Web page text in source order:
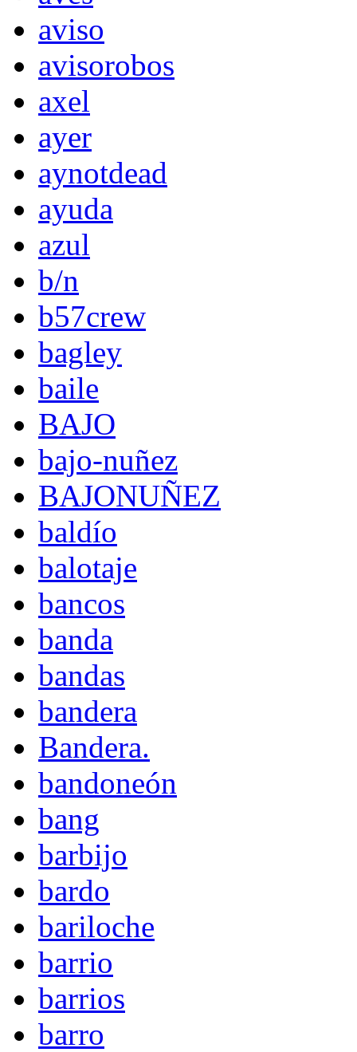
aviso
avisorobos
axel
ayer
aynotdead
ayuda
azul
b/n
b57crew
bagley
baile
BAJO
bajo-nuñez
BAJONUÑEZ
baldío
balotaje
bancos
banda
bandas
bandera
Bandera.
bandoneón
bang
barbijo
bardo
bariloche
barrio
barrios
barro